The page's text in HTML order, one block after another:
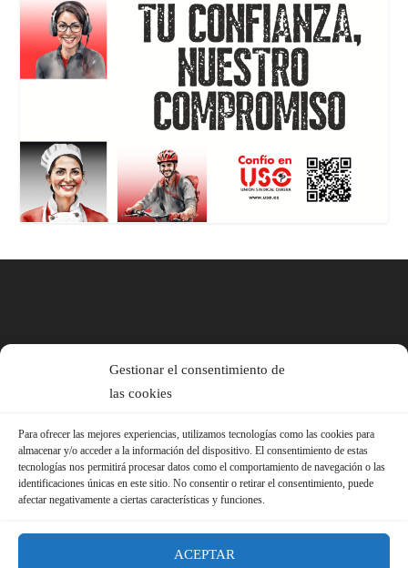
Gestionar el consentimiento de
las cookies
Para ofrecer las mejores experiencias, utilizamos tecnologías como las cookies para
almacenar y/o acceder a la información del dispositivo. El consentimiento de estas
tecnologías nos permitirá procesar datos como el comportamiento de navegación o las
identificaciones únicas en este sitio. No consentir o retirar el consentimiento, puede
afectar negativamente a ciertas características y funciones.
ACEPTAR